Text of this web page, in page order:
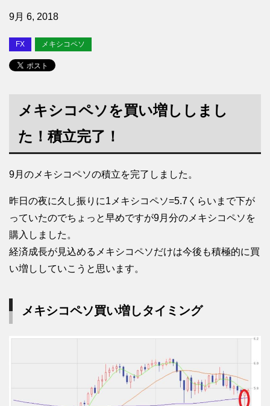
9月 6, 2018
FX メキシコペソ
メキシコペソを買い増ししまし
た！積立完了！
9月のメキシコペソの積立を完了しました。
昨日の夜に久し振りに1メキシコペソ=5.7くらいまで下が
っていたのでちょっと早めですが9月分のメキシコペソを
購入しました。
経済成長が見込めるメキシコペソだけは今後も積極的に買
い増ししていこうと思います。
メキシコペソ買い増しタイミング